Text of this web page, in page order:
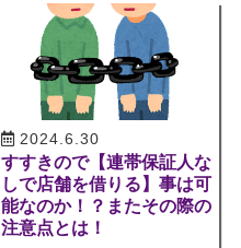
2024.6.30
すすきので【連帯保証人な
しで店舗を借りる】事は可
能なのか！？またその際の
注意点とは！